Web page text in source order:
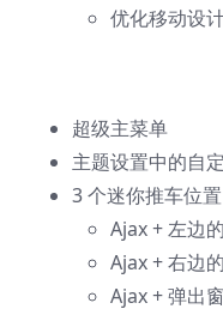
优化移动设
超级主菜单
主题设置中的自
3 个迷你推车位置
Ajax + 左边
Ajax + 右边
Ajax + 弹出